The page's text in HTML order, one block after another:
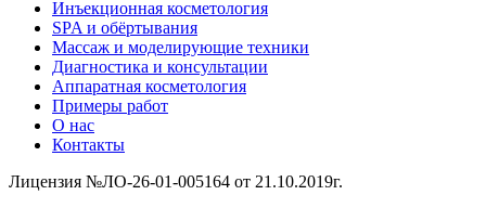
Инъекционная косметология
SPA и обёртывания
Массаж и моделирующие техники
Диагностика и консультации
Аппаратная косметология
Примеры работ
О нас
Контакты
Лицензия №ЛО-26-01-005164 от 21.10.2019г.